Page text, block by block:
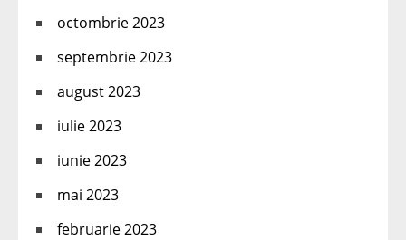
octombrie 2023
septembrie 2023
august 2023
iulie 2023
iunie 2023
mai 2023
februarie 2023